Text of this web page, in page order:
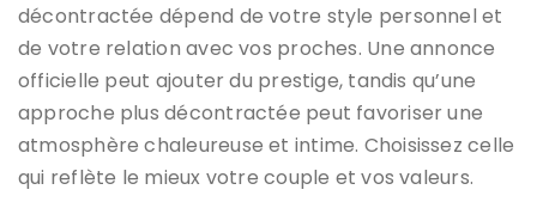
décontractée dépend de votre style personnel et
de votre relation avec vos proches. Une annonce
officielle peut ajouter du prestige, tandis qu’une
approche plus décontractée peut favoriser une
atmosphère chaleureuse et intime. Choisissez celle
qui reflète le mieux votre couple et vos valeurs.